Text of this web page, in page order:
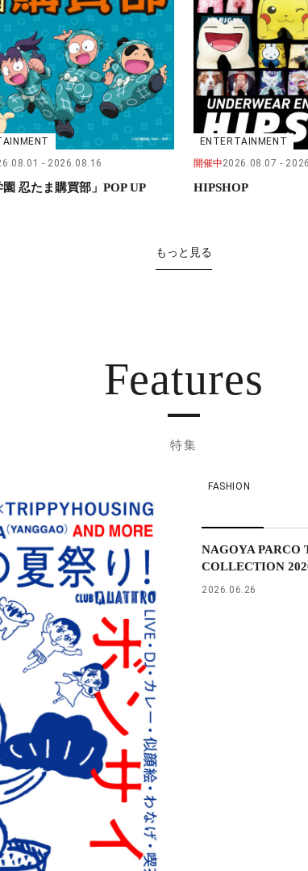
2026.08.16
園 忍たま購買部」POP UP
ENTERTAINMENT
開催中2026.08.07
HIPSHOP
もっと見る
Features
特集
FASHION
NAGOYA PARCO
COLLECTION
2026.06.26